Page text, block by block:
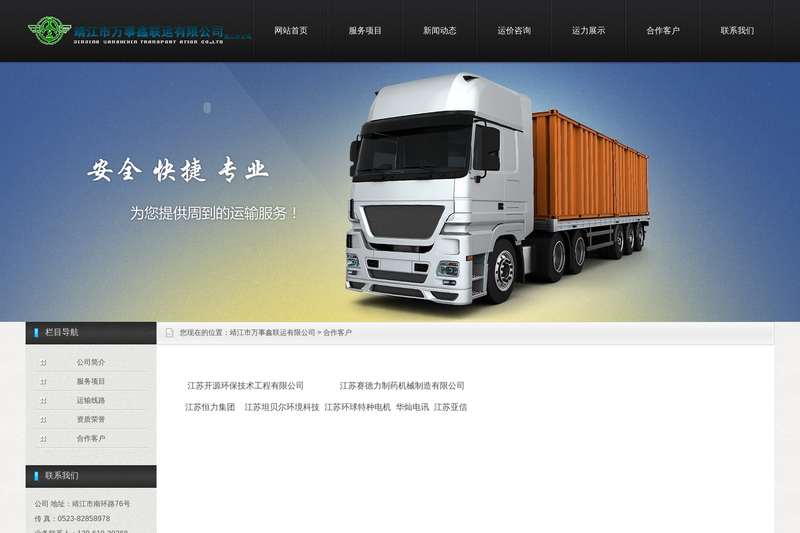
网站首页 服务项目 新闻动态 运价咨询 运力展示 合作客户 联系我们
您现在的位置： 靖江市万事鑫联运有限公司 > 合作客户
栏目导航
公司简介
服务项目
运输线路
资质荣誉
合作客户
联系我们
公司 地址：靖江市南环路76号
传 真：0523-82858978
江苏开源环保技术工程有限公司 江苏赛德力制药机械制造有限公司
江苏恒力集团 江苏坦贝尔环境科技 江苏环球特种电机 华灿电讯 江苏亚信